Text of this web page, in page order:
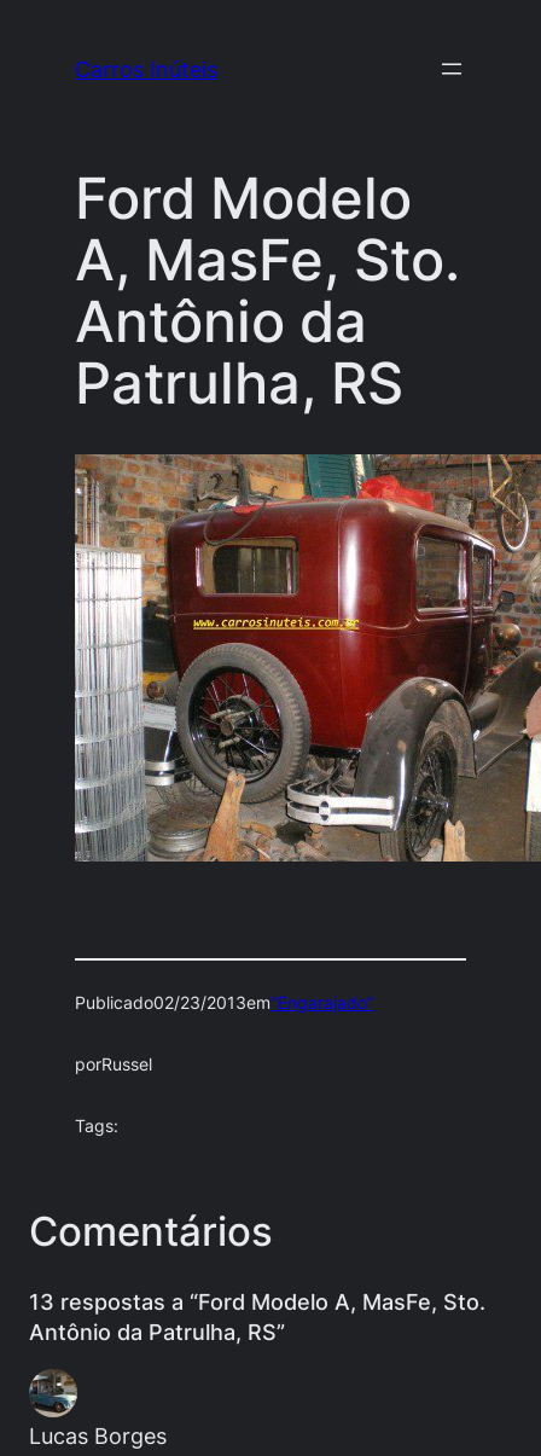
Carros Inúteis
Ford Modelo
A, MasFe, Sto.
Antônio da
Patrulha, RS
Publicado02/23/2013em"Engarajado"
porRussel
Tags:
Comentários
13 respostas a “Ford Modelo A, MasFe, Sto.
Antônio da Patrulha, RS”
Lucas Borges